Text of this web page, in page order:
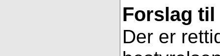
Forslag
Der er